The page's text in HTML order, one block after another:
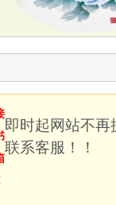
即时起网站不
联系客服！！